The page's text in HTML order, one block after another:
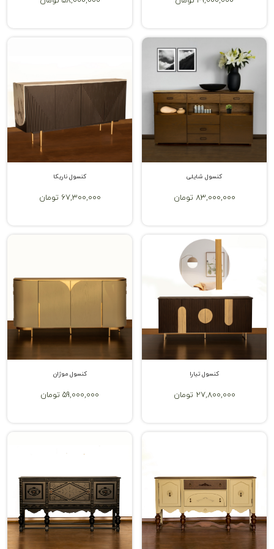
دکوراسیون خانه خود دقت داشته باشید. این میز با متریال مختلفی اعم از
ام دی اف، استیل، شیشه و چوب ساخته می‌شود. هر یک از این جنس‌ها نیز
مزیت‌ها و معایب خاص خود را دارند. برای مثال میزهای جنس استیل معمولاً
بسیار گران تمام شده و همچنین ست کردن سایر محصولات دکوراتیو با آنها
سخت‌تر است؛ اما ممکن است با برخی از محصولات دکوراتیو هماهنگی
خیلی عالی داشته باشند یا محصولات ام دی اف نیز ممکن است از نظر
کنسول شایلی
83,000,000 تومان
کنسول ناریکا
67,300,000 تومان
کنسول تیارا
27,800,000 تومان
کنسول موژان
59,000,000 تومان